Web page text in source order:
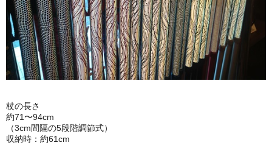
杖の長さ
約71〜94cm
（3cm間隔の5段階調節式）
収納時：約61cm